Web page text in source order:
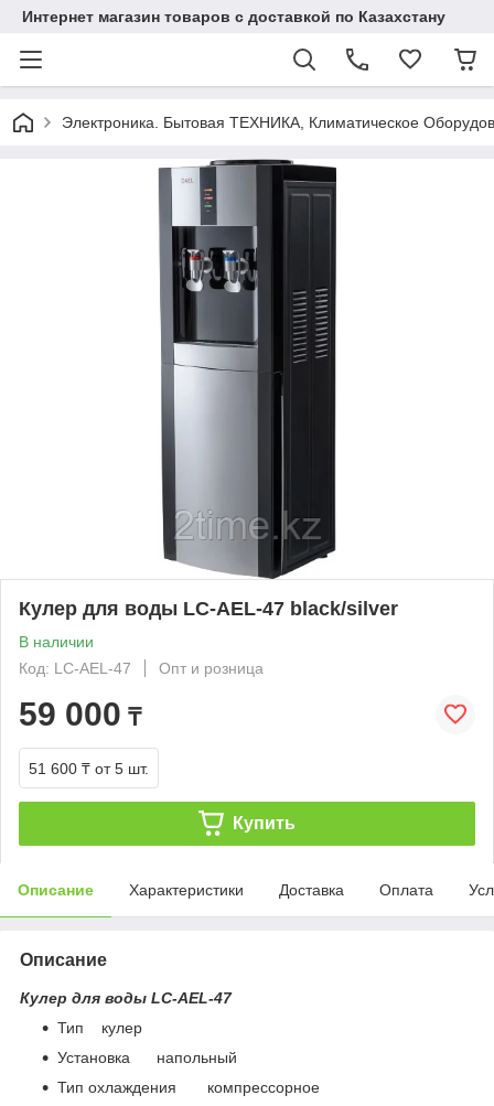
Интернет магазин товаров с доставкой по Казахстану
Электроника. Бытовая ТЕХНИКА, Климатическое
Кулер для воды LC-AEL-47 black/silver
В наличии
Код: LC-AEL-47
Опт и розница
59 000 ₸
51 600 ₸ от 5 шт.
Купить
Описание Характеристики Доставка Оплата
Описание
Кулер для воды LC-AEL-47
Тип кулер
Установка напольный
Тип охлаждения компрессорное